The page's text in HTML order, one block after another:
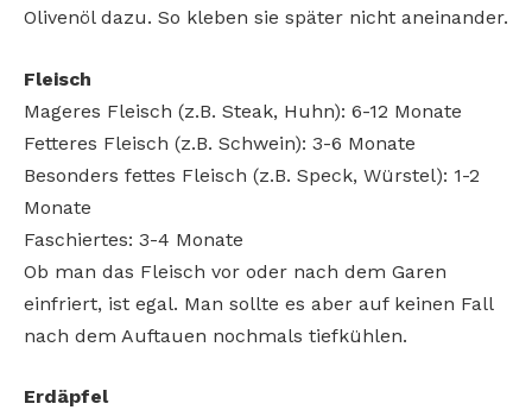
Olivenöl dazu. So kleben sie später nicht aneinander.
Fleisch
Mageres Fleisch (z.B. Steak, Huhn): 6-12 Monate
Fetteres Fleisch (z.B. Schwein): 3-6 Monate
Besonders fettes Fleisch (z.B. Speck, Würstel): 1-2
Monate
Faschiertes: 3-4 Monate
Ob man das Fleisch vor oder nach dem Garen
einfriert, ist egal. Man sollte es aber auf keinen Fall
nach dem Auftauen nochmals tiefkühlen.
Erdäpfel